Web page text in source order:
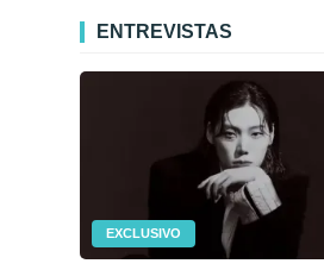
ENTREVISTAS
EXCLUSIVO